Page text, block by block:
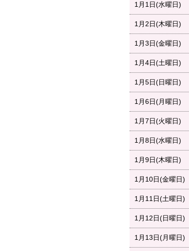
1月1日(水曜日)
1月2日(木曜日)
1月3日(金曜日)
1月4日(土曜日)
1月5日(日曜日)
1月6日(月曜日)
1月7日(火曜日)
1月8日(水曜日)
1月9日(木曜日)
1月10日(金曜日)
1月11日(土曜日)
1月12日(日曜日)
1月13日(月曜日)